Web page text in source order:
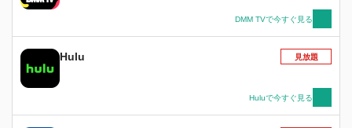
DMM TVで今すぐ見る
Hulu 見放題
Huluで今すぐ見る